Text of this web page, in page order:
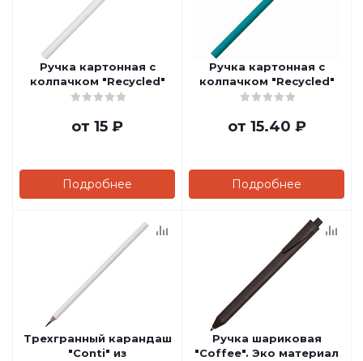
Ручка картонная с
колпачком "Recycled"
от 15 ₽
Подробнее
Ручка картонная с
колпачком "Recycled"
от 15.40 ₽
Подробнее
Трехгранный карандаш
"Conti" из
Ручка шариковая
"Coffee". Эко материал